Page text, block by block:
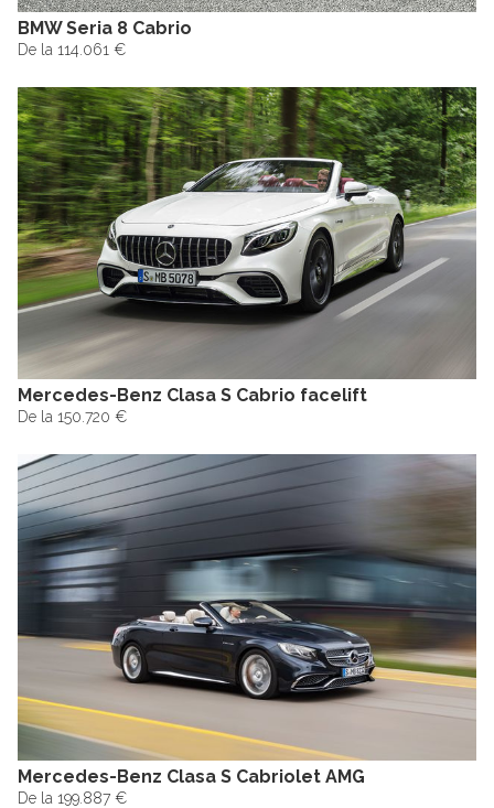
BMW Seria 8 Cabrio
De la 114.061 €
Mercedes-Benz Clasa S Cabrio facelift
De la 150.720 €
Mercedes-Benz Clasa S Cabriolet AMG
De la 199.887 €